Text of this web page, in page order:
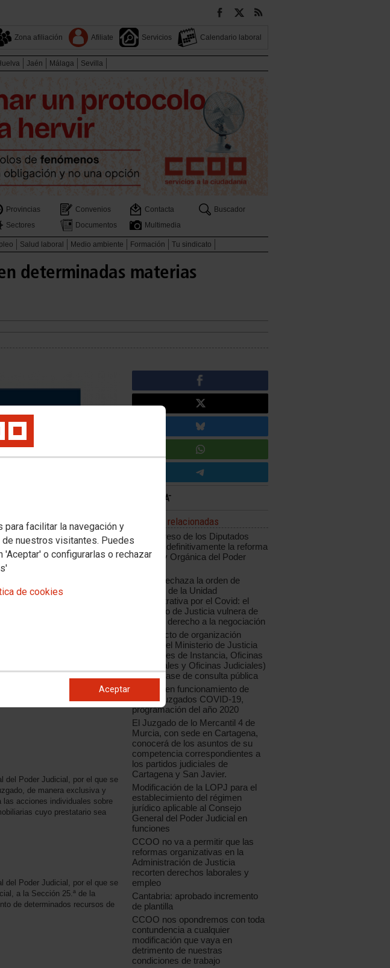
facilitar la navegación y
nuestros visitantes. Puedes
o configurarlas o rechazar
de cookies
Aceptar
Zona afiliación Afiliate Servicios Calendario laboral
Jaén Málaga Sevilla
Provincias Convenios Contacta
Buscador
Sectores
Documentos Multimedia
Salud laboral Medio ambiente Formación Tu sindicato
determinadas materias
Poder Judicial, por el que se
la especialización del
de asuntos
a competencia desleal,
especialización de 26 de
del Poder Judicial, por el que se
de manera exclusiva y
acciones individuales sobre
cuyo prestatario sea
del Poder Judicial, por el que se
a la Sección 25.ª de la
de determinados recursos de
Noticias relacionadas
El Congreso de los Diputados
aprueba definitivamente la reforma
de la Ley Orgánica del Poder
CCOO rechaza la orden de
creación de la Unidad
Administrativa por el Covid: el
Ministerio de Justicia vulnera de
nuevo el derecho a la negociación
El proyecto de organización
judicial del Ministerio de Justicia
(Tribunales de Instancia, Oficinas
Municipales y Oficinas Judiciales)
está en fase de consulta pública
Entrada en funcionamiento de
nueve Juzgados COVID-19,
programación del año 2020
El Juzgado de lo Mercantil 4 de
Murcia, con sede en Cartagena,
conocerá de los asuntos de su
competencia correspondientes a
los partidos judiciales de
Cartagena y San Javier.
Modificación de la LOPJ para el
establecimiento del régimen
jurídico aplicable al Consejo
General del Poder Judicial en
funciones
CCOO no va a permitir que las
reformas organizativas en la
Administración de Justicia
recorten derechos laborales y
empleo
Cantabria: aprobado incremento
de plantilla
CCOO nos opondremos con toda
contundencia a cualquier
modificación que vaya en
detrimento de nuestras
condiciones de trabajo